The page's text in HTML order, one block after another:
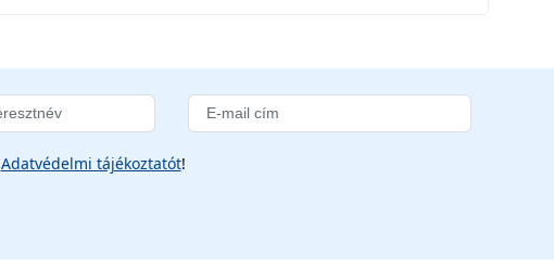
Adatvédelmi tájékoztatót!